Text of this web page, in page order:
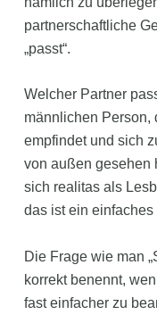
partnerschaftliche
„passt“.
Welcher Partner
männlichen Person,
empfindet und sich
von außen gesehen
sich realitas als
das ist ein
Die Frage wie man
korrekt benennt,
fast einfacher zu